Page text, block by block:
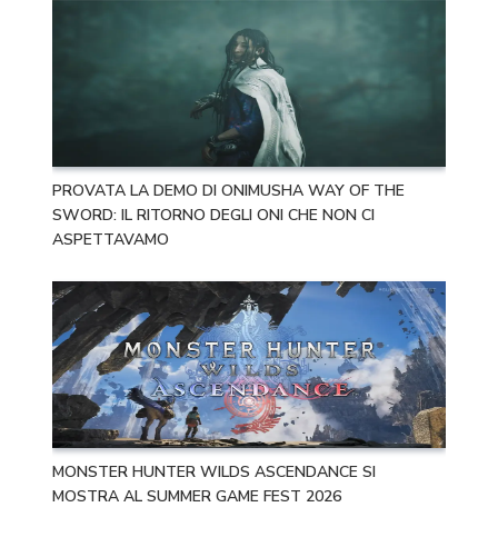
PROVATA LA DEMO DI ONIMUSHA WAY OF THE
SWORD: IL RITORNO DEGLI ONI CHE NON CI
ASPETTAVAMO
MONSTER HUNTER WILDS ASCENDANCE SI
MOSTRA AL SUMMER GAME FEST 2026